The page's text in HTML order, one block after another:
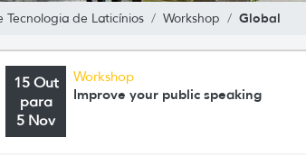
Tecnologia de Laticínios Workshop Global
15 Out
para
5 Nov
Workshop
Improve your public speaking